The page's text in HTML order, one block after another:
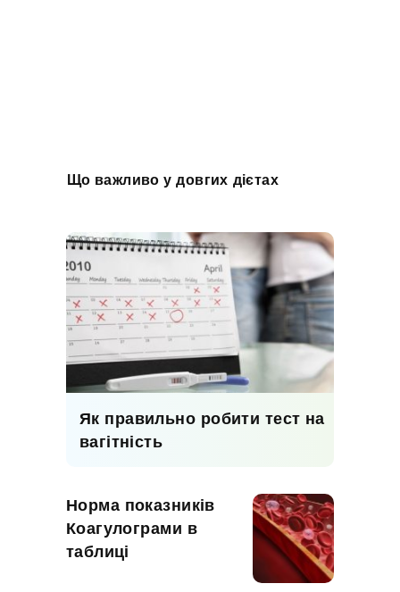
Що важливо у довгих дієтах
Як правильно робити тест на
вагітність
Норма показників
Коагулограми в
таблиці